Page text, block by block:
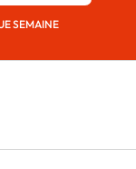
SEMAINE